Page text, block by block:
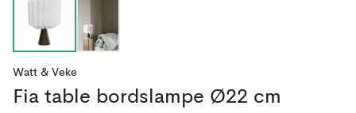
Watt & Veke
Fia table bordslampe Ø22 cm